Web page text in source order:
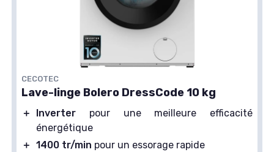
CECOTEC
Lave-linge Bolero DressCode 10 kg
＋ Inverter pour une meilleure efficacité
énergétique
＋ 1400 tr/min pour un essorage rapide